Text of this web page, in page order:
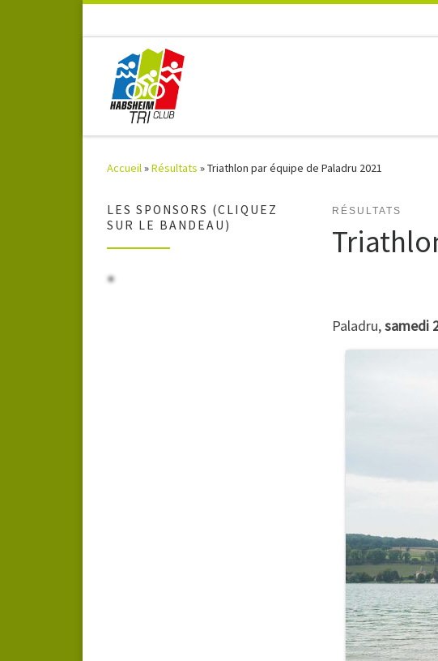
Accueil»Résultats »Triathlon par équipe de Paladru 2021
RÉSULTATS
Paladru,samedi
LES SPONSORS (CLIQUEZ
SUR LE BANDEAU)